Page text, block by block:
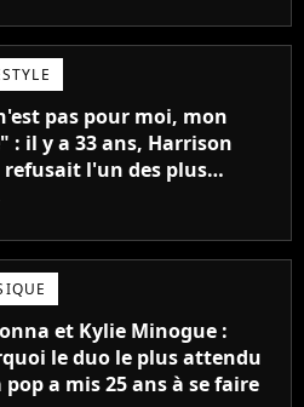
pas pour moi, mon
: il y a 33 ans, Harrison
refusait l'un des plus
succès de tous les temps
et Kylie Minogue :
le duo le plus attendu
pop a mis 25 ans à se faire